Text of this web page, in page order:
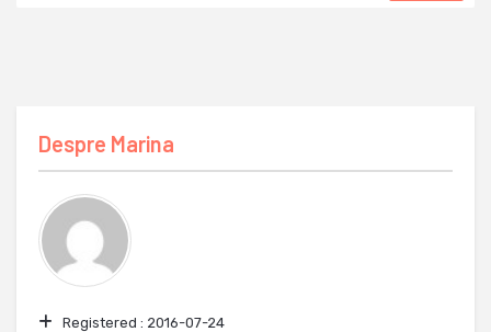
Despre Marina
Registered : 2016-07-24